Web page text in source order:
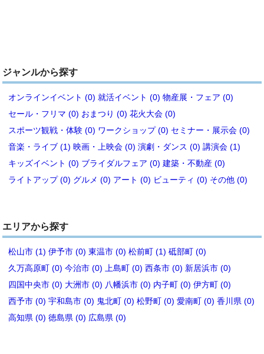
ジャンルから探す
オンラインイベント (0) 就活イベント (0) 物産展・フェア (0)
セール・フリマ (0) おまつり (0) 花火大会 (0)
スポーツ観戦・体験 (0) ワークショップ (0) セミナー・展示会 (0)
音楽・ライブ (1) 映画・上映会 (0) 演劇・ダンス (0) 講演会 (1)
キッズイベント (0) ブライダルフェア (0) 建築・不動産 (0)
ライトアップ (0) グルメ (0) アート (0) ビューティ (0) その他 (0)
エリアから探す
松山市 (1) 伊予市 (0) 東温市 (0) 松前町 (1) 砥部町 (0)
久万高原町 (0) 今治市 (0) 上島町 (0) 西条市 (0) 新居浜市 (0)
四国中央市 (0) 大洲市 (0) 八幡浜市 (0) 内子町 (0) 伊方町 (0)
西予市 (0) 宇和島市 (0) 鬼北町 (0) 松野町 (0) 愛南町 (0) 香川県 (0)
高知県 (0) 徳島県 (0) 広島県 (0)